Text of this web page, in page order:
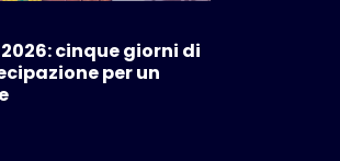
cinque giorni di
per un